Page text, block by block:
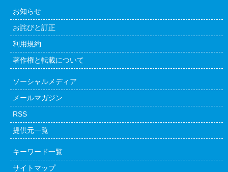
お知らせ
お詫びと訂正
利用規約
著作権と転載について
ソーシャルメディア
メールマガジン
RSS
提供元一覧
キーワード一覧
サイトマップ